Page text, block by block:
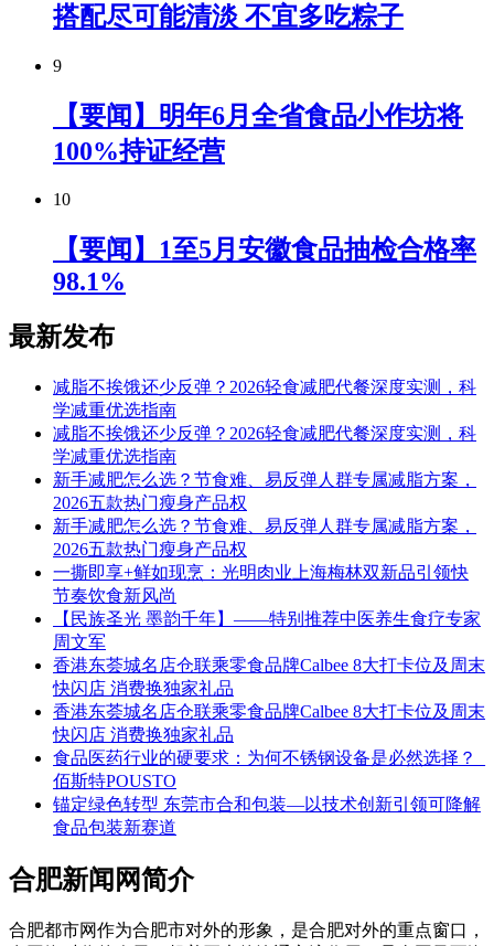
搭配尽可能清淡 不宜多吃粽子
9
【要闻】明年6月全省食品小作坊将
100%持证经营
10
【要闻】1至5月安徽食品抽检合格率
98.1%
最新发布
减脂不挨饿还少反弹？2026轻食减肥代餐深度实测，科
学减重优选指南
减脂不挨饿还少反弹？2026轻食减肥代餐深度实测，科
学减重优选指南
新手减肥怎么选？节食难、易反弹人群专属减脂方案，
2026五款热门瘦身产品权
新手减肥怎么选？节食难、易反弹人群专属减脂方案，
2026五款热门瘦身产品权
一撕即享+鲜如现烹：光明肉业上海梅林双新品引领快
节奏饮食新风尚
【民族圣光 墨韵千年】——特别推荐中医养生食疗专家
周文军
香港东荟城名店仓联乘零食品牌Calbee 8大打卡位及周末
快闪店 消费换独家礼品
香港东荟城名店仓联乘零食品牌Calbee 8大打卡位及周末
快闪店 消费换独家礼品
食品医药行业的硬要求：为何不锈钢设备是必然选择？_
佰斯特POUSTO
锚定绿色转型 东莞市合和包装—以技术创新引领可降解
食品包装新赛道
合肥新闻网简介
合肥都市网作为合肥市对外的形象，是合肥对外的重点窗口，